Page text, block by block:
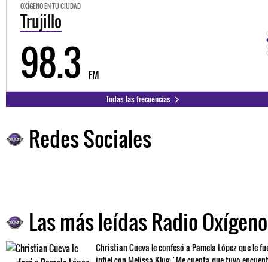
OXÍGENO EN TU CIUDAD
Trujillo
98.3 FM
Todas las frecuencias
Redes Sociales
Las más leídas Radio Oxígeno
Christian Cueva le confesó a Pamela López que le